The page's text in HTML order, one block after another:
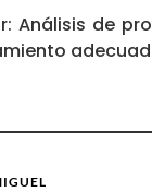
Análisis de